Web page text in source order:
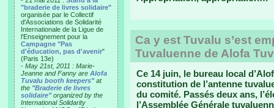
"braderie de livres solidaire"
organisée par le Collectif
d'Associations de Solidarité
Internationale de la Ligue de
l'Enseignement pour la
Campagne "Pas
d'éducation, pas d'avenir"
(Paris 13e)
- May 21st, 2011 : Marie-
Jeanne and Fanny are Alofa
Tuvalu booth keepers"at
the "Braderie de livres
solidaire"organized by the
International Solidarity
Ca y est Tuvalu s’est
Tuvaluenne de Alofa
Ce 14 juin, le bureau local
constitution de l’antenne
du comité. Passés deux ans,
l’Assemblée Générale